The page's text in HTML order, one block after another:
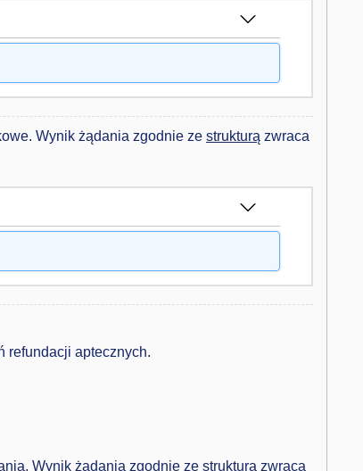
Wynik żądania zgodnie ze strukturą zwraca
refundacji aptecznych.
Wynik żądania zgodnie ze strukturą zwraca